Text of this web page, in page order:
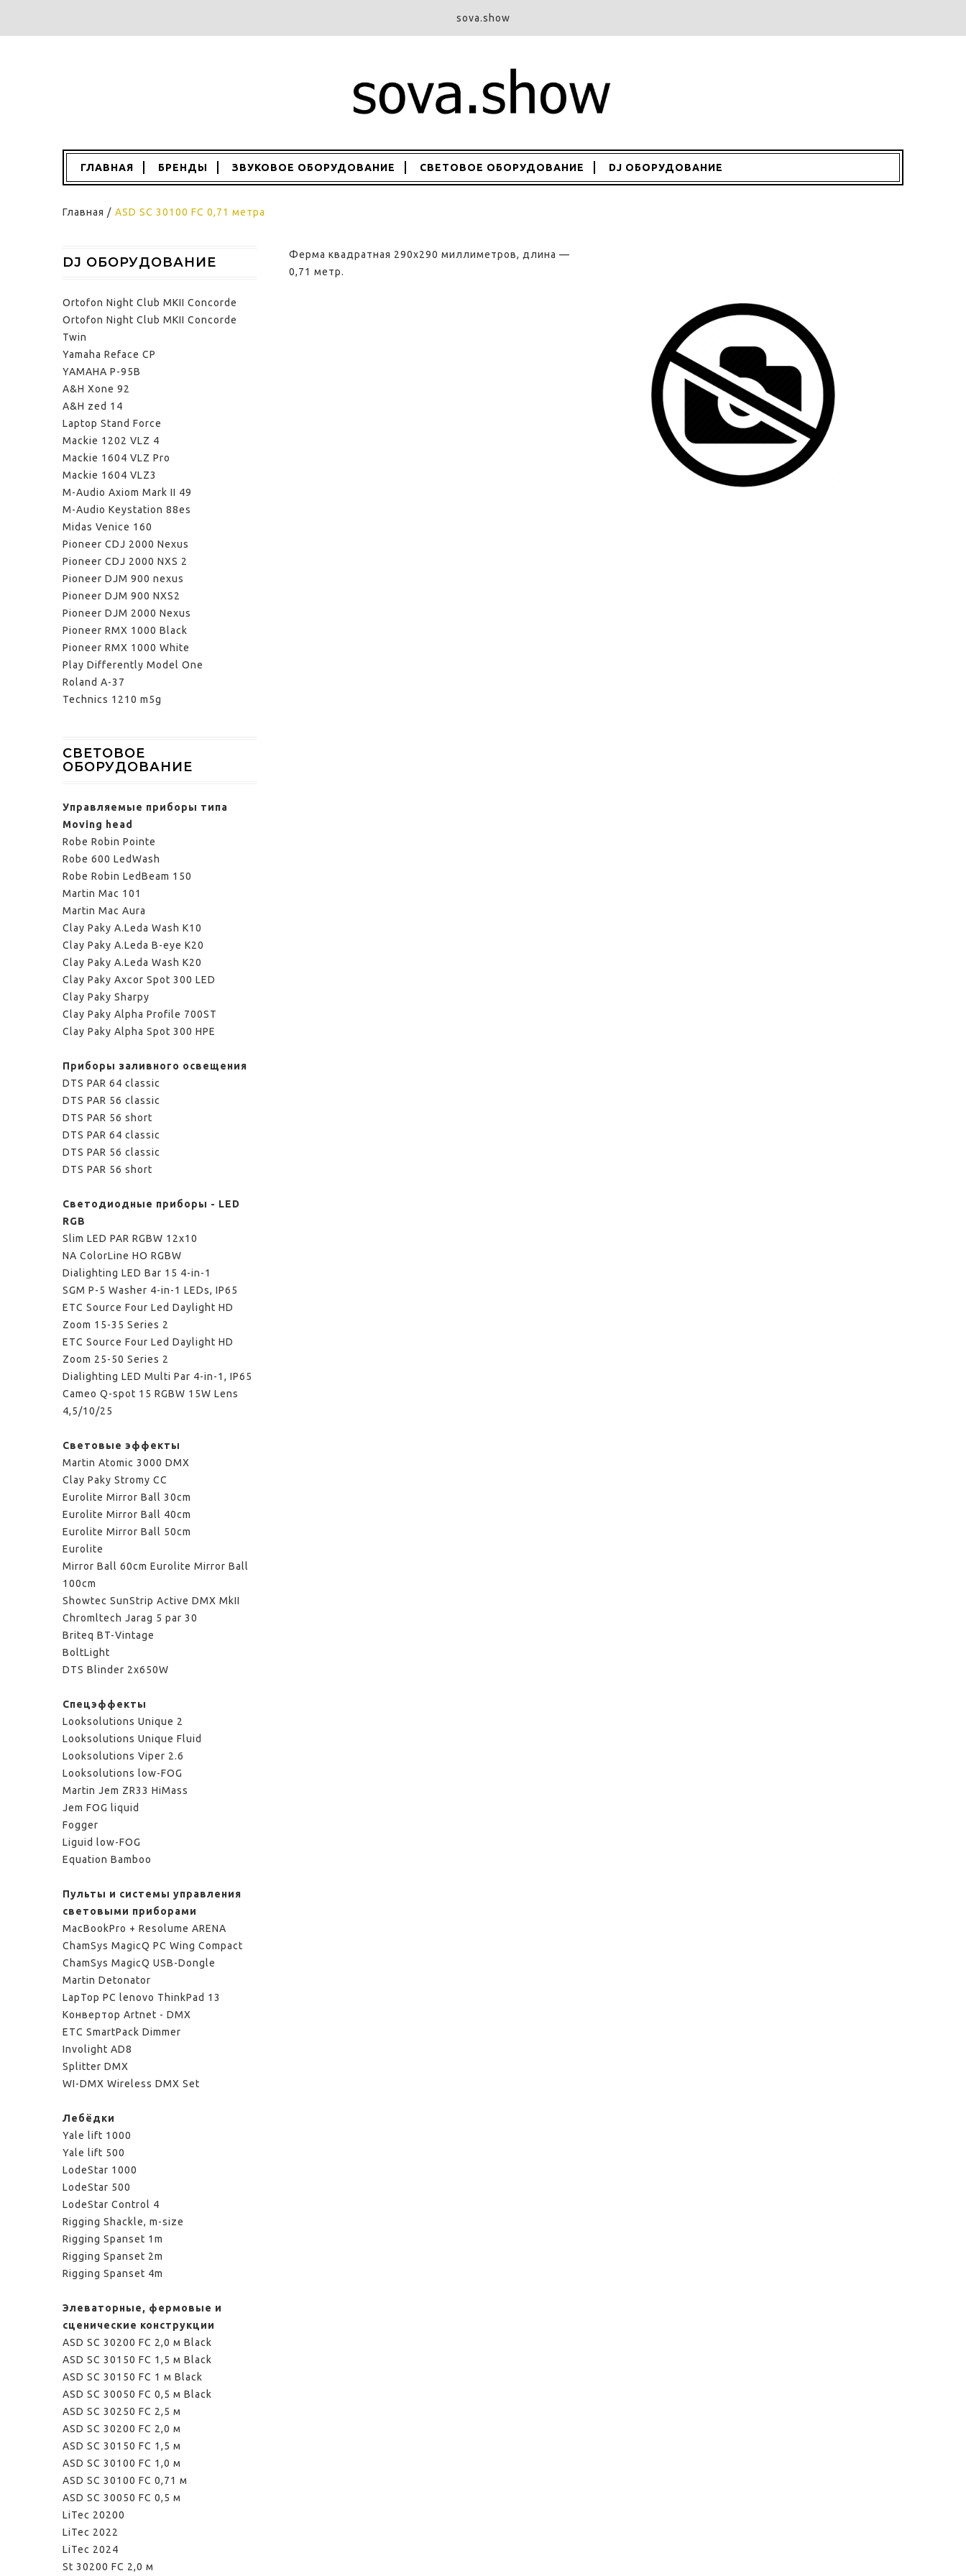
sova.show
ГЛАВНАЯ БРЕНДЫ ЗВУКОВОЕ ОБОРУДОВАНИЕ СВЕТОВОЕ ОБОРУДОВАНИЕ DJ ОБОРУДОВАНИЕ
Главная / ASD SС 30100 FC 0,71 метра
DJ ОБОРУДОВАНИЕ
Ortofon Night Club MKII Concorde
Ortofon Night Club MKII Concorde
Twin
Yamaha Reface CP
YAMAHA P-95B
A&H Xone 92
A&H zed 14
Laptop Stand Force
Mackie 1202 VLZ 4
Mackie 1604 VLZ Pro
Mackie 1604 VLZ3
M-Audio Axiom Mark II 49
M-Audio Keystation 88es
Midas Venice 160
Pioneer CDJ 2000 Nexus
Pioneer CDJ 2000 NXS 2
Pioneer DJM 900 nexus
Pioneer DJM 900 NXS2
Pioneer DJM 2000 Nexus
Pioneer RMX 1000 Black
Pioneer RMX 1000 White
Play Differently Model One
Roland A-37
Technics 1210 m5g
СВЕТОВОЕ
ОБОРУДОВАНИЕ
Управляемые приборы типа
Moving head
Robe Robin Pointe
Robe 600 LedWash
Robe Robin LedBeam 150
Martin Mac 101
Martin Mac Aura
Clay Paky A.Leda Wash K10
Clay Paky A.Leda B-eye K20
Clay Paky A.Leda Wash K20
Clay Paky Axcor Spot 300 LED
Clay Paky Sharpy
Clay Paky Alpha Profile 700ST
Clay Paky Alpha Spot 300 HPE
Приборы заливного освещения
DTS PAR 64 classic
DTS PAR 56 classic
DTS PAR 56 short
DTS PAR 64 classic
DTS PAR 56 classic
DTS PAR 56 short
Светодиодные приборы - LED
RGB
Slim LED PAR RGBW 12x10
NA ColorLine HO RGBW
Dialighting LED Bar 15 4-in-1
SGM P-5 Washer 4-in-1 LEDs, IP65
ETC Source Four Led Daylight HD
Zoom 15-35 Series 2
ETC Source Four Led Daylight HD
Zoom 25-50 Series 2
Dialighting LED Multi Par 4-in-1, IP65
Cameo Q-spot 15 RGBW 15W Lens
4,5/10/25
Световые эффекты
Martin Atomic 3000 DMX
Clay Paky Stromy CC
Eurolite Mirror Ball 30cm
Eurolite Mirror Ball 40cm
Eurolite Mirror Ball 50cm
Eurolite
Mirror Ball 60cm Eurolite Mirror Ball
100cm
Showtec SunStrip Active DMX MkII
Chromltech Jarag 5 par 30
Briteq BT-Vintage
BoltLight
DTS Blinder 2x650W
Спецэффекты
Looksolutions Unique 2
Looksolutions Unique Fluid
Looksolutions Viper 2.6
Looksolutions low-FOG
Martin Jem ZR33 HiMass
Jem FOG liquid
Fogger
Liguid low-FOG
Equation Bamboo
Пульты и системы управления
световыми приборами
MacBookPro + Resolume ARENA
ChamSys MagicQ PC Wing Compact
ChamSys MagicQ USB-Dongle
Martin Detonator
LapTop PC lenovo ThinkPad 13
Конвертор Artnet - DMX
ETC SmartPack Dimmer
Involight AD8
Splitter DMX
WI-DMX Wireless DMX Set
Лебёдки
Yale lift 1000
Yale lift 500
LodeStar 1000
LodeStar 500
LodeStar Control 4
Rigging Shackle, m-size
Rigging Spanset 1m
Rigging Spanset 2m
Rigging Spanset 4m
Элеваторные, фермовые и
сценические конструкции
ASD SС 30200 FC 2,0 м Black
ASD SС 30150 FC 1,5 м Black
ASD SС 30150 FC 1 м Black
ASD SС 30050 FC 0,5 м Black
ASD SС 30250 FC 2,5 м
ASD SС 30200 FC 2,0 м
ASD SС 30150 FC 1,5 м
ASD SС 30100 FC 1,0 м
ASD SС 30100 FC 0,71 м
ASD SС 30050 FC 0,5 м
LiTec 20200
LiTec 2022
LiTec 2024
St 30200 FC 2,0 м
Ферма квадратная 290х290 миллиметров, длина —
0,71 метр.